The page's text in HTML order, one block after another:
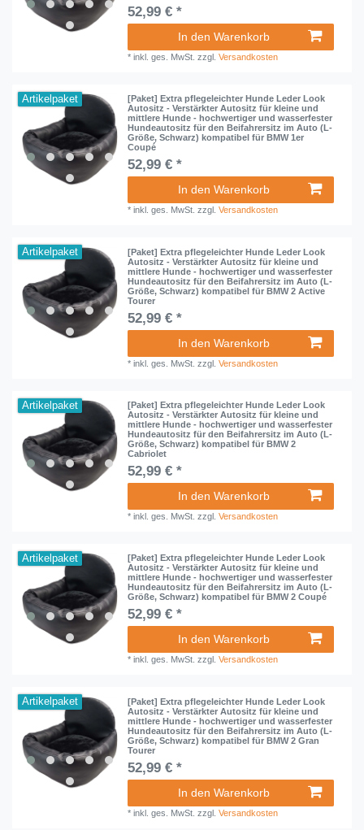
52,99 € *
In den Warenkorb
*inkl. ges. MwSt. zzgl.Versandkosten
Artikelpaket
[Paket] Extra pflegeleichter Hunde Leder Look
Autositz - Verstärkter Autositz für kleine und
mittlere Hunde - hochwertiger und wasserfester
Hundeautositz für den Beifahrersitz im Auto (L-
Größe, Schwarz) kompatibel für BMW 1er
Coupé
52,99 € *
In den Warenkorb
*inkl. ges. MwSt. zzgl.Versandkosten
Artikelpaket
[Paket] Extra pflegeleichter Hunde Leder Look
Autositz - Verstärkter Autositz für kleine und
mittlere Hunde - hochwertiger und wasserfester
Hundeautositz für den Beifahrersitz im Auto (L-
Größe, Schwarz) kompatibel für BMW 2 Active
Tourer
52,99 € *
In den Warenkorb
*inkl. ges. MwSt. zzgl.Versandkosten
Artikelpaket
[Paket] Extra pflegeleichter Hunde Leder Look
Autositz - Verstärkter Autositz für kleine und
mittlere Hunde - hochwertiger und wasserfester
Hundeautositz für den Beifahrersitz im Auto (L-
Größe, Schwarz) kompatibel für BMW 2
Cabriolet
52,99 € *
In den Warenkorb
*inkl. ges. MwSt. zzgl.Versandkosten
Artikelpaket
[Paket] Extra pflegeleichter Hunde Leder Look
Autositz - Verstärkter Autositz für kleine und
mittlere Hunde - hochwertiger und wasserfester
Hundeautositz für den Beifahrersitz im Auto (L-
Größe, Schwarz) kompatibel für BMW 2 Coupé
52,99 € *
In den Warenkorb
*inkl. ges. MwSt. zzgl.Versandkosten
Artikelpaket
[Paket] Extra pflegeleichter Hunde Leder Look
Autositz - Verstärkter Autositz für kleine und
mittlere Hunde - hochwertiger und wasserfester
Hundeautositz für den Beifahrersitz im Auto (L-
Größe, Schwarz) kompatibel für BMW 2 Gran
Tourer
52,99 € *
In den Warenkorb
*inkl. ges. MwSt. zzgl.Versandkosten